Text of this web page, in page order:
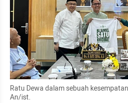
Ratu Dewa dalam sebuah
An/ist.